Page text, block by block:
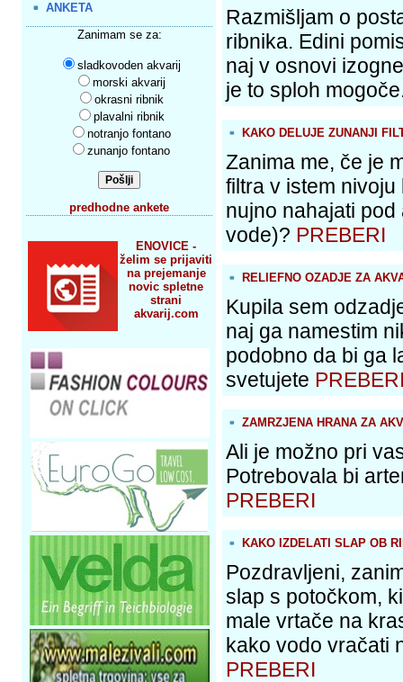
ANKETA
Zanimam se za:
sladkovoden akvarij
morski akvarij
okrasni ribnik
plavalni ribnik
notranjo fontano
zunanjo fontano
predhodne ankete
ENOVICE -
želim se prijaviti
na prejemanje
novic spletne
strani
akvarij.com
Razmišljam o
ribnika. Edini
naj v osnovi
je to sploh
KAKO DELUJE ZUNANJI
Zanima me, če je
filtra v istem
nujno nahajati
vode)? PREBERI
RELIEFNO OZADJE ZA
Kupila sem
naj ga namestim
podobno da bi ga
svetujete
ZAMRZJENA HRANA ZA
Ali je možno pri
Potrebovala bi
PREBERI
KAKO IZDELATI SLAP OB
Pozdravljeni,
slap s potočkom,
male vrtače na
kako vodo vračati
PREBERI